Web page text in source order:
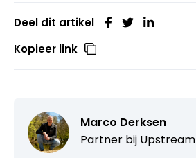
Deel dit artikel
Kopieer link
Marco Derksen
Partner bij Upstream